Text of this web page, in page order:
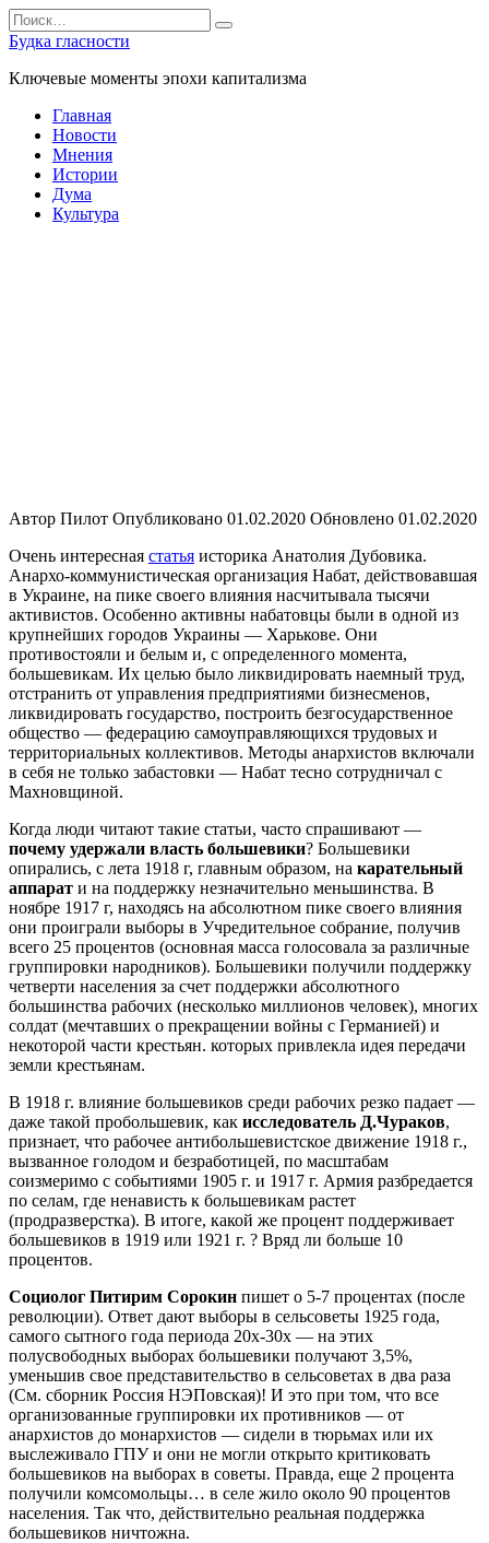
Перейти
к
содержанию
Search
for:
Будка гласности
Ключевые моменты эпохи капитализма
Главная
Новости
Мнения
Истории
Дума
Культура
Автор Пилот Опубликовано 01.02.2020 Обновлено 01.02.2020
Очень интересная статья историка Анатолия Дубовика.
Анархо-коммунистическая организация Набат, действовавшая
в Украине, на пике своего влияния насчитывала тысячи
активистов. Особенно активны набатовцы были в одной из
крупнейших городов Украины — Харькове. Они
противостояли и белым и, с определенного момента,
большевикам. Их целью было ликвидировать наемный труд,
отстранить от управления предприятиями бизнесменов,
ликвидировать государство, построить безгосударственное
общество — федерацию самоуправляющихся трудовых и
территориальных коллективов. Методы анархистов включали
в себя не только забастовки — Набат тесно сотрудничал с
Махновщиной.
Когда люди читают такие статьи, часто спрашивают —
почему удержали власть большевики? Большевики
опирались, с лета 1918 г, главным образом, на карательный
аппарат и на поддержку незначительно меньшинства. В
ноябре 1917 г, находясь на абсолютном пике своего влияния
они проиграли выборы в Учредительное собрание, получив
всего 25 процентов (основная масса голосовала за различные
группировки народников). Большевики получили поддержку
четверти населения за счет поддержки абсолютного
большинства рабочих (несколько миллионов человек), многих
солдат (мечтавших о прекращении войны с Германией) и
некоторой части крестьян. которых привлекла идея передачи
земли крестьянам.
В 1918 г. влияние большевиков среди рабочих резко падает —
даже такой пробольшевик, как исследователь Д.Чураков,
признает, что рабочее антибольшевистское движение 1918 г.,
вызванное голодом и безработицей, по масштабам
соизмеримо с событиями 1905 г. и 1917 г. Армия разбредается
по селам, где ненависть к большевикам растет
(продразверстка). В итоге, какой же процент поддерживает
большевиков в 1919 или 1921 г. ? Вряд ли больше 10
процентов.
Социолог Питирим Сорокин пишет о 5-7 процентах (после
революции). Ответ дают выборы в сельсоветы 1925 года,
самого сытного года периода 20х-30х — на этих
полусвободных выборах большевики получают 3,5%,
уменьшив свое представительство в сельсоветах в два раза
(См. сборник Россия НЭПовская)! И это при том, что все
организованные группировки их противников — от
анархистов до монархистов — сидели в тюрьмах или их
выслеживало ГПУ и они не могли открыто критиковать
большевиков на выборах в советы. Правда, еще 2 процента
получили комсомольцы… в селе жило около 90 процентов
населения. Так что, действительно реальная поддержка
большевиков ничтожна.